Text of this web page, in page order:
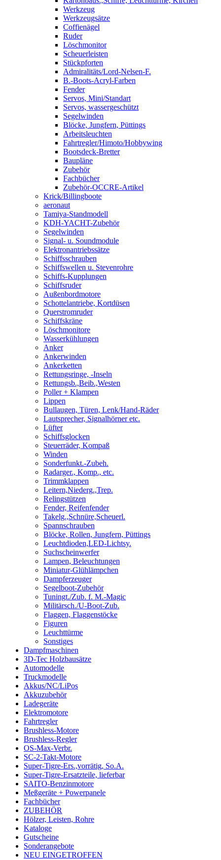
Werkzeug
Werkzeugsätze
Coffienägel
Ruder
Löschmonitor
Scheuerleisten
Stückpforten
Admiralitäts/Lord-Nelsen-F.
B.-Boots-Acryl-Farben
Fender
Servos, Mini/Standart
Servos, wassergeschützt
Segelwinden
Blöcke, Jungfern, Püttings
Arbeitsleuchten
Fahrtregler/Himoto/Hobbywing
Bootsdeck-Bretter
Baupläne
Zubehör
Fachbücher
Zubehör-OCCRE-Artikel
Krick/Billingboote
aeronaut
Tamiya-Standmodell
KDH-YACHT-Zubehör
Segelwinden
Signal- u. Soundmodule
Elektronantriebssätze
Schiffsschrauben
Schiffswellen u. Stevenrohre
Schiffs-Kupplungen
Schiffsruder
Außenbordmotore
Schottelantriebe, Kortdüsen
Querstromruder
Schiffskräne
Löschmonitore
Wasserkühlungen
Anker
Ankerwinden
Ankerketten
Rettungsringe, -Inseln
Rettungsb.,Beib.,Westen
Poller + Klampen
Lippen
Bullaugen, Türen, Lenk/Hand-Räder
Lautsprecher, Signalhörner etc.
Lüfter
Schiffsglocken
Steuerräder, Kompaß
Winden
Sonderfunkt.-Zubeh.
Radarger., Komp., etc.
Trimmklappen
Leitern,Niederg.,Trep.
Relingstützen
Fender, Reifenfender
Takelg.,Schnüre,Scheuerl.
Spannschrauben
Blöcke, Rollen, Jungfern, Püttings
Leuchtdioden,LED-Lichtsy.
Suchscheinwerfer
Lampen, Beleuchtungen
Miniatur-Glühlämpchen
Dampferzeuger
Segelboot-Zubehör
Tuningt./Zub. f. M.-Magic
Militärsch./U-Boot-Zub.
Flaggen, Flaggenstöcke
Figuren
Leuchttürme
Sonstiges
Dampfmaschinen
3D-Tec Holzbausätze
Automodelle
Truckmodelle
Akkus/NC/LiPos
Akkuzubehör
Ladegeräte
Elektromotore
Fahrtregler
Brushless-Motore
Brushless-Regler
OS-Max-Verbr.
SC-2-Takt-Motore
Super-Tigre-Ers.,vorrätig, So.A.
Super-Tigre-Ersatzteile, lieferbar
SAITO-Benzinmotore
Meßgeräte + Powerpanele
Fachbücher
ZUBEHÖR
Hölzer, Leisten, Rohre
Kataloge
Gutscheine
Sonderangebote
NEU EINGETROFFEN